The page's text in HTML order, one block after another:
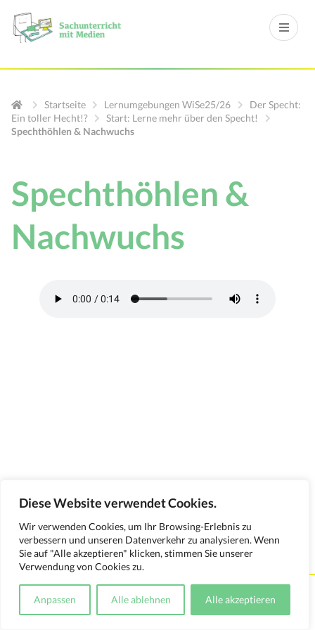
Diese Website verwendet Cookies.
Wir verwenden Cookies, um Ihr Browsing-Erlebnis zu
verbessern und unseren Datenverkehr zu analysieren. Wenn
Sie auf "Alle akzeptieren" klicken, stimmen Sie unserer
Verwendung von Cookies zu.
Anpassen Alle ablehnen Alle akzeptieren
Startseite Lernumgebungen WiSe25/26
Der Specht:
Ein toller Hecht!?
Start: Lerne mehr über den Specht!
Spechthöhlen & Nachwuchs
Spechthöhlen &
Nachwuchs
Kontakt Impressum Datenschutzerklärung
Medienverwendungsnachweis